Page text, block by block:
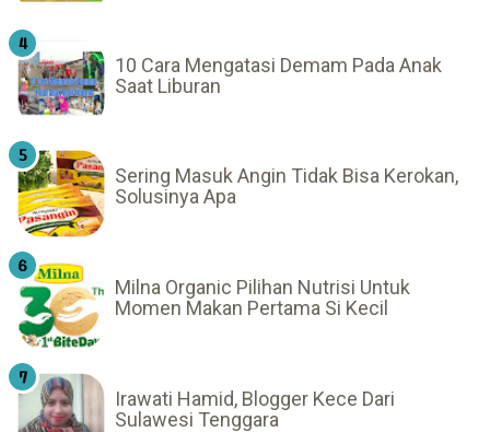
10 Cara Mengatasi Demam Pada Anak
Saat Liburan
Sering Masuk Angin Tidak Bisa Kerokan,
Solusinya Apa
Milna Organic Pilihan Nutrisi Untuk
Momen Makan Pertama Si Kecil
Irawati Hamid, Blogger Kece Dari
Sulawesi Tenggara